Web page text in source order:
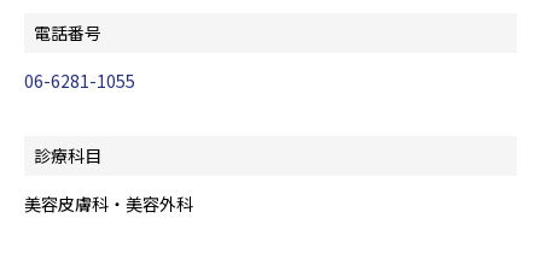
電話番号
06-6281-1055
診療科目
美容皮膚科・美容外科